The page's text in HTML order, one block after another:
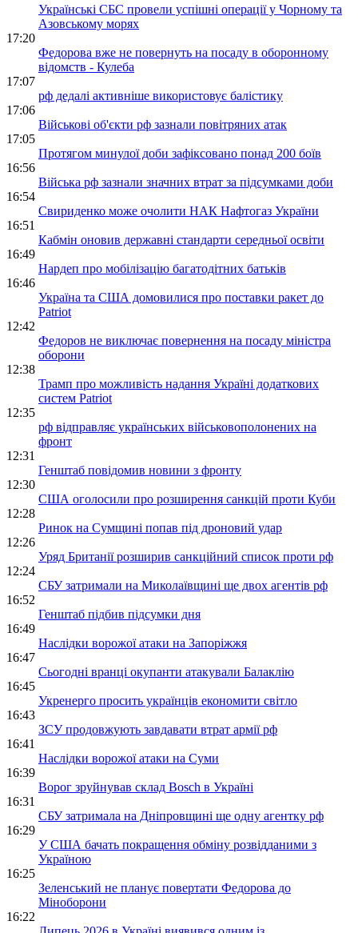
Українські СБС провели успішні операції у Чорному та
Азовському морях
17:20
Федорова вже не повернуть на посаду в оборонному
відомств - Кулеба
17:07
рф дедалі активніше використовує балістику
17:06
Військові об'єкти рф зазнали повітряних атак
17:05
Протягом минулої доби зафіксовано понад 200 боїв
16:56
Війська рф зазнали значних втрат за підсумками доби
16:54
Свириденко може очолити НАК Нафтогаз України
16:51
Кабмін оновив державні стандарти середньої освіти
16:49
Нардеп про мобілізацію багатодітних батьків
16:46
Україна та США домовилися про поставки ракет до
Patriot
12:42
Федоров не виключає повернення на посаду міністра
оборони
12:38
Трамп про можливість надання Україні додаткових
систем Patriot
12:35
рф відправляє українських військовополонених на
фронт
12:31
Генштаб повідомив новини з фронту
12:30
США оголосили про розширення санкцій проти Куби
12:28
Ринок на Сумщині попав під дроновий удар
12:26
Уряд Британії розширив санкційний список проти рф
12:24
СБУ затримали на Миколаївщині ще двох агентів рф
16:52
Генштаб підбив підсумки дня
16:49
Наслідки ворожої атаки на Запоріжжя
16:47
Сьогодні вранці окупанти атакували Балаклію
16:45
Укренерго просить українців економити світло
16:43
ЗСУ продовжують завдавати втрат армії рф
16:41
Наслідки ворожої атаки на Суми
16:39
Ворог зруйнував склад Bosch в Україні
16:31
СБУ затримала на Дніпровщині ще одну агентку рф
16:29
У США бачать покращення обміну розвідданими з
Україною
16:25
Зеленський не планує повертати Федорова до
Міноборони
16:22